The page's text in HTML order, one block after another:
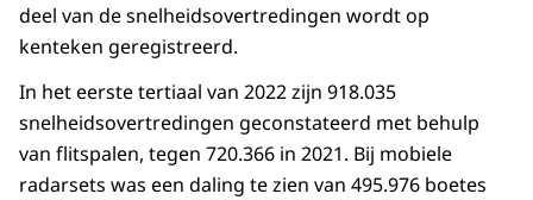
deel van de snelheidsovertredingen wordt op
kenteken geregistreerd.
In het eerste tertiaal van 2022 zijn 918.035
snelheidsovertredingen geconstateerd met behulp
van flitspalen, tegen 720.366 in 2021. Bij mobiele
radarsets was een daling te zien van 495.976 boetes